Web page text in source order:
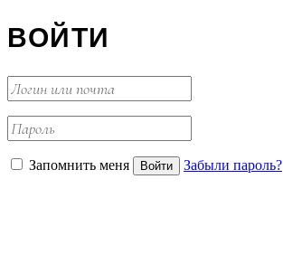
ВОЙТИ
Запомнить меня Забыли пароль?